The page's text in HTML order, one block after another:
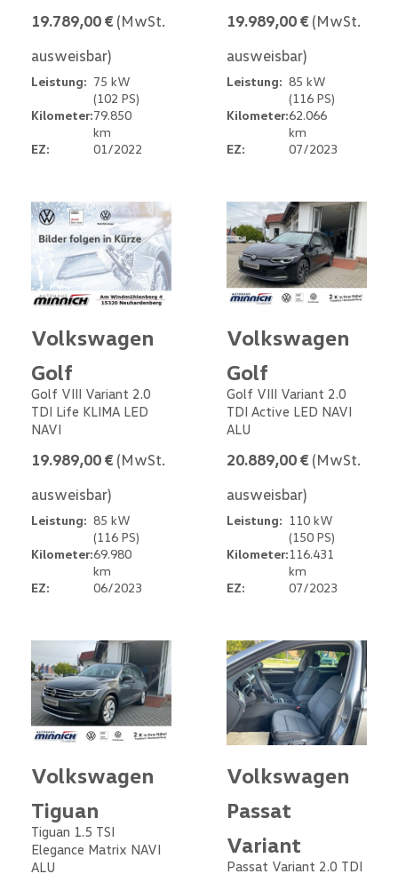
19.789,00 € (MwSt.
ausweisbar)
Leistung: 75 kW
(102 PS)
Kilometer:79.850
km
EZ:
01/2022
19.989,00 € (MwSt.
ausweisbar)
Leistung: 85 kW
(116 PS)
Kilometer:62.066
km
EZ:
07/2023
Volkswagen
Golf
Golf VIII Variant 2.0
TDI Life KLIMA LED
NAVI
19.989,00 € (MwSt.
ausweisbar)
Leistung: 85 kW
(116 PS)
Kilometer:69.980
km
EZ:
06/2023
Volkswagen
Golf
Golf VIII Variant 2.0
TDI Active LED NAVI
ALU
20.889,00 € (MwSt.
ausweisbar)
Leistung: 110 kW
(150 PS)
Kilometer:116.431
km
EZ:
07/2023
Volkswagen
Tiguan
Tiguan 1.5 TSI
Elegance Matrix NAVI
ALU
Volkswagen
Passat
Variant
Passat Variant 2.0 TDI